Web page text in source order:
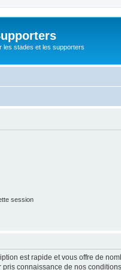
les stades et les supporters
session
est rapide et vous offre de
connaissance de nos